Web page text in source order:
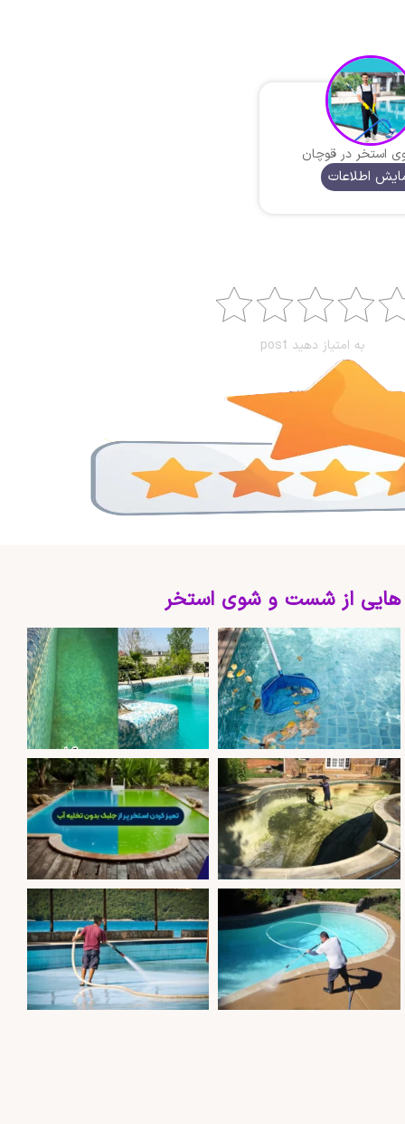
استخر در قوچان
اطلاعات
به امتیاز دهید post
هایی از شست و شوی استخر